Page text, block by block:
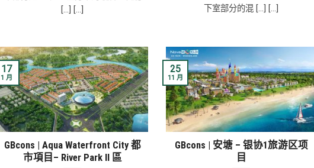
[...] [...]
下室部分的混 [...] [...]
GBcons | Aqua Waterfront City 都
市項目– River Park II 區
17
1 月
GBcons | 安塘 – 银协1旅游区项
目
25
11 月